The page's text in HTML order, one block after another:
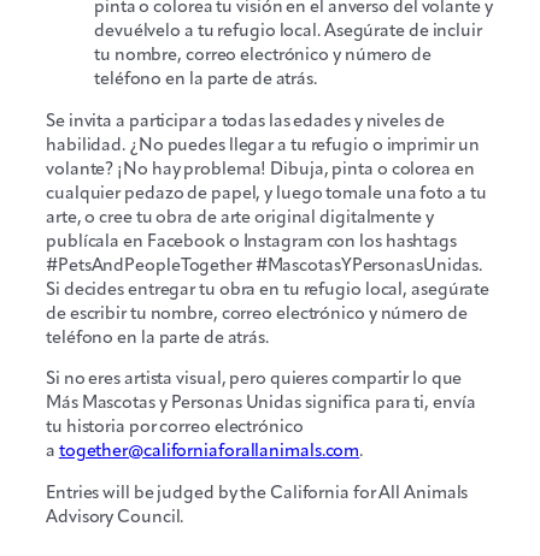
pinta o colorea tu visión en el anverso del volante y
devuélvelo a tu refugio local. Asegúrate de incluir
tu nombre, correo electrónico y número de
teléfono en la parte de atrás.
Se invita a participar a todas las edades y niveles de
habilidad. ¿No puedes llegar a tu refugio o imprimir un
volante? ¡No hay problema! Dibuja, pinta o colorea en
cualquier pedazo de papel, y luego tomale una foto a tu
arte, o cree tu obra de arte original digitalmente y
publícala en Facebook o Instagram con los hashtags
#PetsAndPeopleTogether #MascotasYPersonasUnidas.
Si decides entregar tu obra en tu refugio local, asegúrate
de escribir tu nombre, correo electrónico y número de
teléfono en la parte de atrás.
Si no eres artista visual, pero quieres compartir lo que
Más Mascotas y Personas Unidas significa para ti, envía
tu historia por correo electrónico
a together@californiaforallanimals.com.
Entries will be judged by the California for All Animals
Advisory Council.